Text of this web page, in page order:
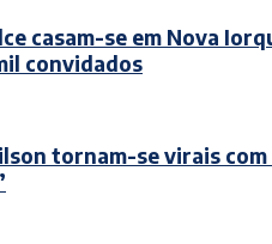
casam-se em Nova
convidados
tornam-se virais